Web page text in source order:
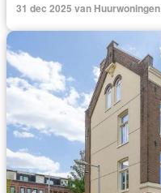
31 dec 2025 van Huurwoningen